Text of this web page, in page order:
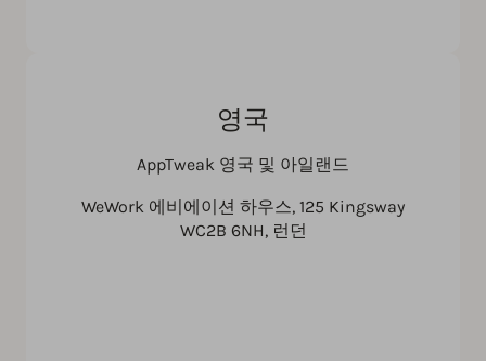
영국
AppTweak 영국 및 아일랜드
WeWork 에비에이션 하우스, 125 Kingsway
WC2B 6NH, 런던